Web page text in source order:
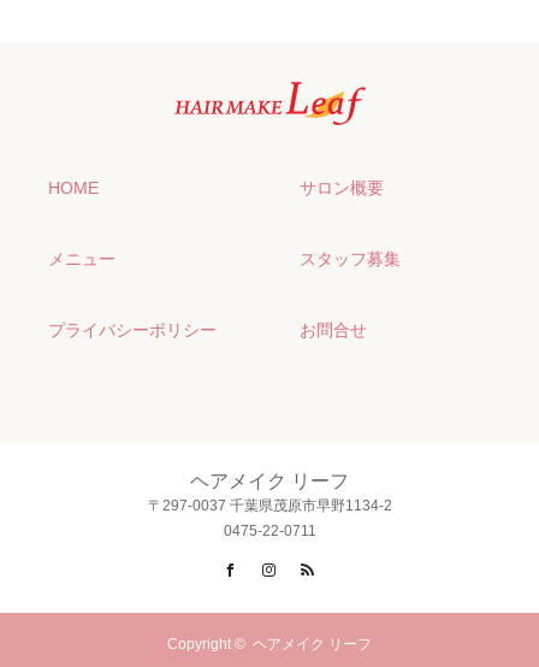
HOME サロン概要
メニュー スタッフ募集
プライバシーポリシー お問合せ
ヘアメイク リーフ
〒297-0037 千葉県茂原市早野1134-2
0475-22-0711
FacebookInstagram
Copyright © ヘアメイク リーフ